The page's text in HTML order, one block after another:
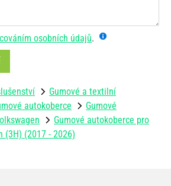
osobních údajů.
Gumové a textilní
autokoberce
Gumové
Gumové autokoberce pro
(3H) (2017 - 2026)